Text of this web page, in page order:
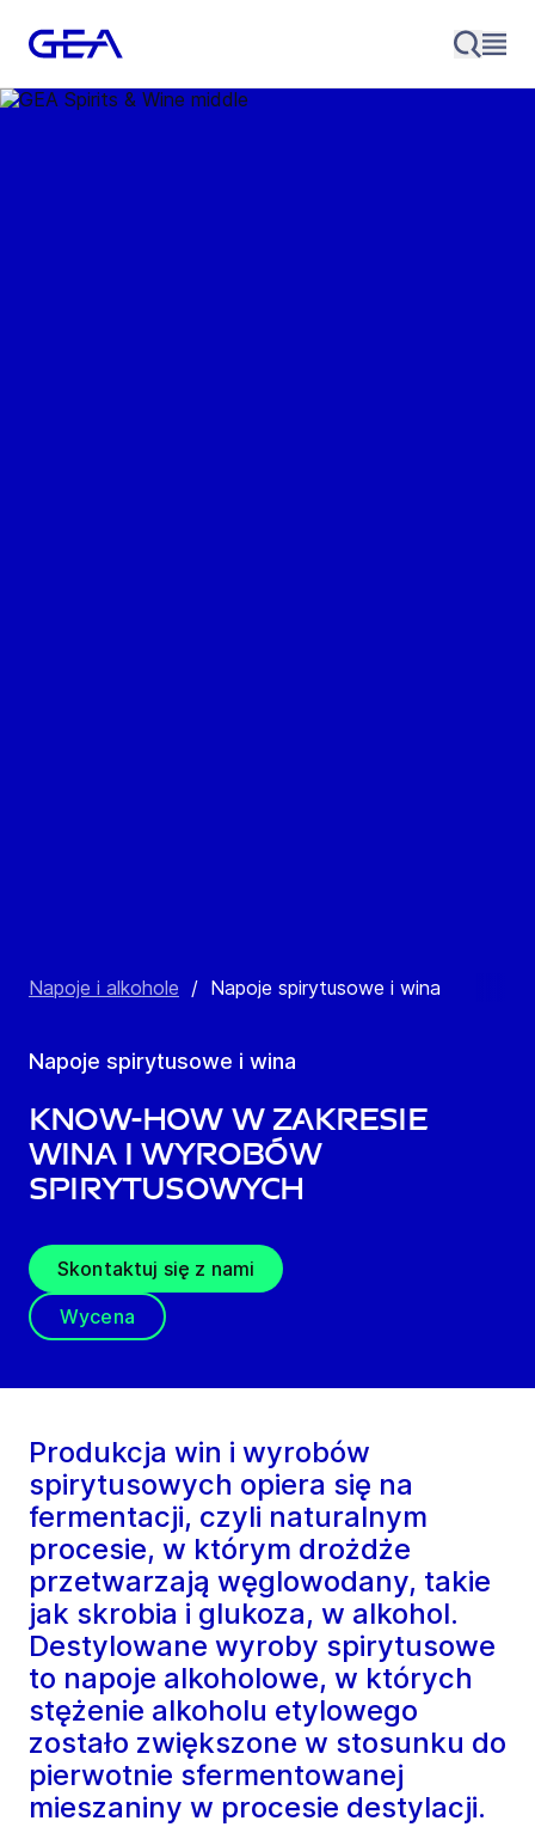
Napoje i alkohole / Napoje spirytusowe i wina
Napoje spirytusowe i wina
Know-how w zakresie
wina i wyrobów
spirytusowych
Skontaktuj się z nami
Wycena
Produkcja win i wyrobów
spirytusowych opiera się na
fermentacji, czyli naturalnym
procesie, w którym drożdże
przetwarzają węglowodany, takie
jak skrobia i glukoza, w alkohol.
Destylowane wyroby spirytusowe
to napoje alkoholowe, w których
stężenie alkoholu etylowego
zostało zwiększone w stosunku do
pierwotnie sfermentowanej
mieszaniny w procesie destylacji.